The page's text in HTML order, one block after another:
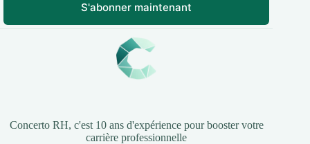
S'abonner maintenant
Concerto RH, c'est 10 ans d'expérience pour booster votre
carrière professionnelle